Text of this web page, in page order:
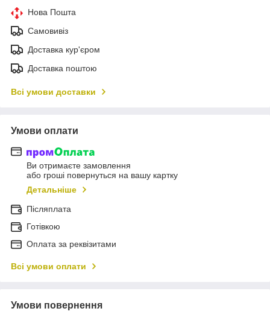
Нова Пошта
Самовивіз
Доставка кур'єром
Доставка поштою
Всі умови доставки
Умови оплати
Ви отримаєте замовлення
або гроші повернуться на вашу картку
Детальніше
Післяплата
Готівкою
Оплата за реквізитами
Всі умови оплати
Умови повернення